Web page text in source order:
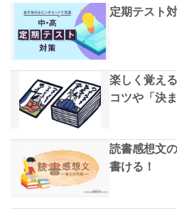
定期テスト
楽しく覚え
コツや「決
読書感想文
書ける！